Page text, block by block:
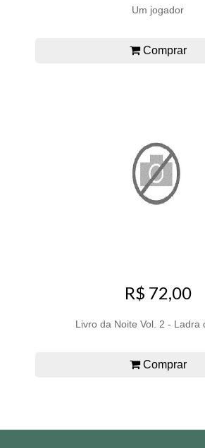
Um jogador
Comprar
R$ 72,00
Livro da Noite Vol. 2 - Ladra
Comprar